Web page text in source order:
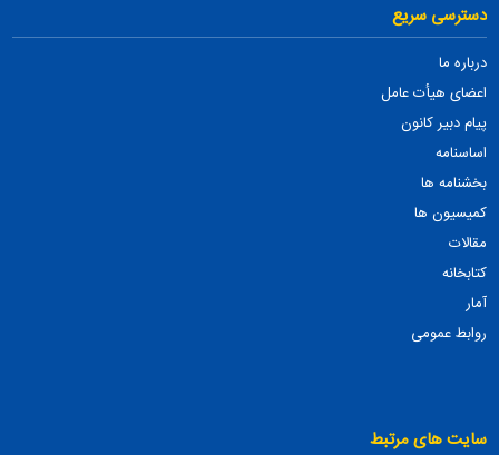
دسترسی سریع
درباره ما
اعضای هیأت عامل
پیام دبیر کانون
اساسنامه
بخشنامه ها
کمیسیون ها
مقالات
کتابخانه
آمار
روابط عمومی
سایت های مرتبط